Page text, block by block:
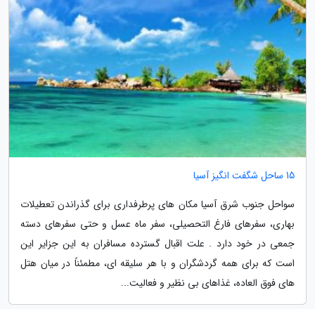
15 ساحل شگفت انگیز آسیا
سواحل جنوب شرق آسیا مکان های پرطرفداری برای گذراندن تعطیلات
بهاری، سفرهای فارغ التحصیلی، سفر ماه عسل و حتی سفرهای دسته
جمعی در خود دارد . علت اقبال گسترده مسافران به این جزایر این
است که برای همه گردشگران و با هر سلیقه ای، مطمئناً در میان هتل
های فوق العاده، غذاهای بی نظیر و فعالیت...